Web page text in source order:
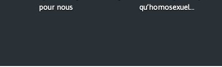
pour nous
qu’homosexuel...